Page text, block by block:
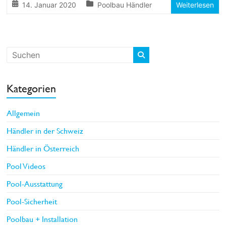
14. Januar 2020 Poolbau Händler Weiterlesen
Kategorien
Allgemein
Händler in der Schweiz
Händler in Österreich
Pool Videos
Pool-Ausstattung
Pool-Sicherheit
Poolbau + Installation